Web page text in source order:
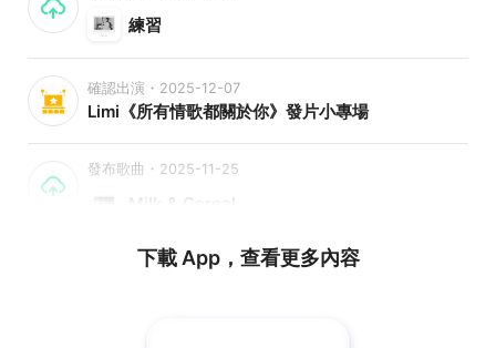
練習
確認出演・2025-12-07
Limi《所有情歌都關於你》發片小專場
發布歌曲・2025-11-25
Milk & Cereal
下載 App，查看更多內容